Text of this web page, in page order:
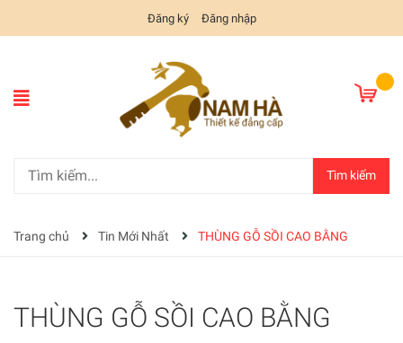
Đăng ký Đăng nhập
Tìm kiếm
Trang chủ Tin Mới Nhất THÙNG GỖ SỒI CAO BẰNG
THÙNG GỖ SỒI CAO BẰNG